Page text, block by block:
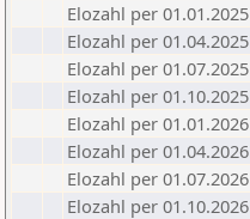
Elozahl per 01.01.2025
Elozahl per 01.04.2025
Elozahl per 01.07.2025
Elozahl per 01.10.2025
Elozahl per 01.01.2026
Elozahl per 01.04.2026
Elozahl per 01.07.2026
Elozahl per 01.10.2026